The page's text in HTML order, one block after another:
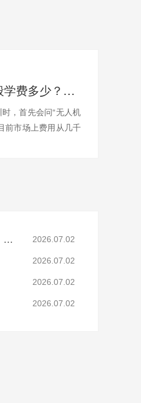
无人机培训班一般学费多少？一文带你了解真实费用与选择技巧
，首先会问“无人机
前市场上费用从几千
文章关键词：无人机拍摄培训、能飞航空无人机培训、无人机航拍技巧、无人机培训机构选择 2026.07.02
2026.07.02
2026.07.02
2026.07.02